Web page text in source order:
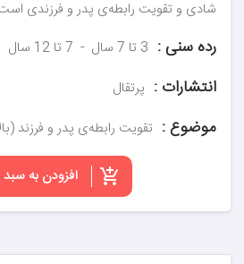
شادی و تقویت رابطه‌ی پدر و فرزندی
رده سنی : 3 تا 7 سال 7 تا 12 سال
انتشارات : پرتقال
موضوع : تقویت رابطه‌ی پدر و فرزند
افزودن به